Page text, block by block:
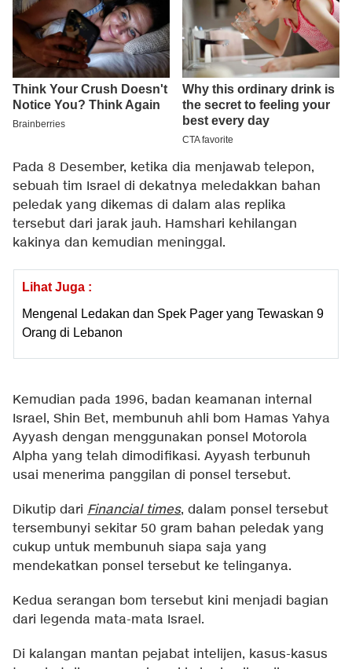
Pada 8 Desember, ketika dia menjawab telepon,
sebuah tim Israel di dekatnya meledakkan bahan
peledak yang dikemas di dalam alas replika
tersebut dari jarak jauh. Hamshari kehilangan
kakinya dan kemudian meninggal.
Lihat Juga :
Mengenal Ledakan dan Spek Pager yang Tewaskan 9
Orang di Lebanon
Kemudian pada 1996, badan keamanan internal
Israel, Shin Bet, membunuh ahli bom Hamas Yahya
Ayyash dengan menggunakan ponsel Motorola
Alpha yang telah dimodifikasi. Ayyash terbunuh
usai menerima panggilan di ponsel tersebut.
Dikutip dari Financial times, dalam ponsel tersebut
tersembunyi sekitar 50 gram bahan peledak yang
cukup untuk membunuh siapa saja yang
mendekatkan ponsel tersebut ke telinganya.
Kedua serangan bom tersebut kini menjadi bagian
dari legenda mata-mata Israel.
Di kalangan mantan pejabat intelijen, kasus-kasus